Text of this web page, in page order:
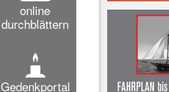
online
durchblättern
Gedenkportal